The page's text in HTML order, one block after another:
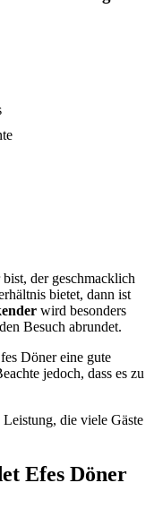
der geschmacklich
bietet, dann ist
wird besonders
Besuch abrundet.
Döner eine gute
jedoch, dass es zu
Leistung, die viele Gäste
Efes Döner